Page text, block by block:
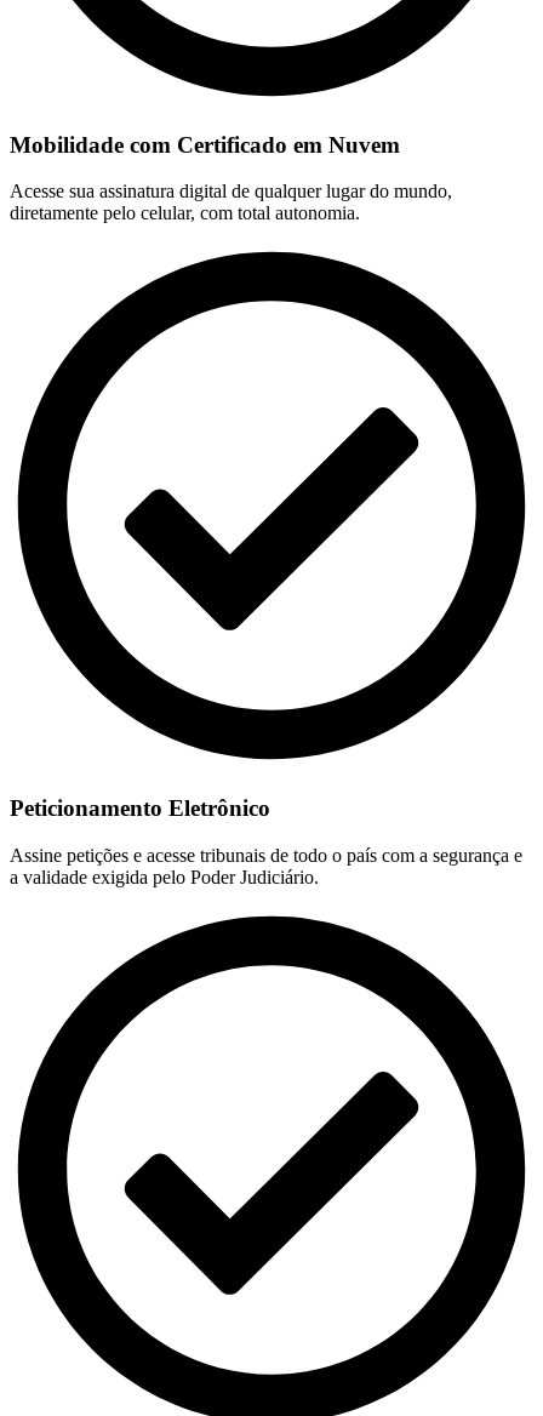
Mobilidade com Certificado em Nuvem
Acesse sua assinatura digital de qualquer lugar do mundo,
diretamente pelo celular, com total autonomia.
Peticionamento Eletrônico
Assine petições e acesse tribunais de todo o país com a segurança e
a validade exigida pelo Poder Judiciário.